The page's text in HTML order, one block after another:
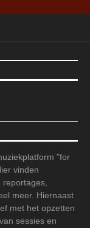
"for
vinden
reportages,
meer. Hiernaast
met het opzetten
sessies en